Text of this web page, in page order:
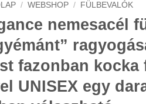
/ WEBSHOP / FÜLBEVALÓK
nemesacél
fazonban kocka
UNISEX egy